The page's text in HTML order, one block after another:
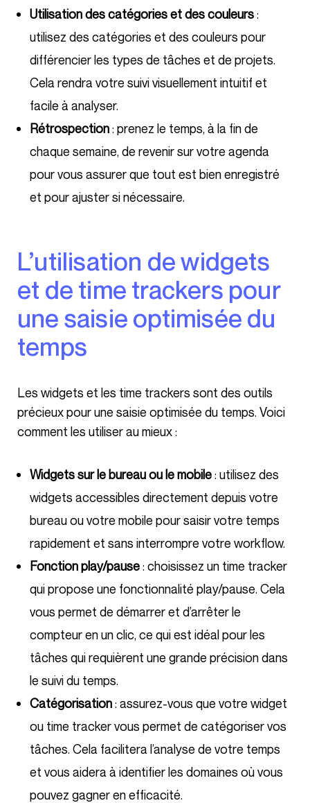
Utilisation des catégories et des couleurs:
utilisez des catégories et des couleurs pour
différencier les types de tâches et de projets.
Cela rendra votre suivi visuellement intuitif et
facile à analyser.
Rétrospection: prenez le temps, à la fin de
chaque semaine, de revenir sur votre agenda
pour vous assurer que tout est bien enregistré
et pour ajuster si nécessaire.
L’utilisation de widgets
et de time trackers pour
une saisie optimisée du
temps
Les widgets et les time trackers sont des outils
précieux pour une saisie optimisée du temps. Voici
comment les utiliser au mieux :
Widgets sur le bureau ou le mobile: utilisez des
widgets accessibles directement depuis votre
bureau ou votre mobile pour saisir votre temps
rapidement et sans interrompre votre workflow.
Fonction play/pause: choisissez un time tracker
qui propose une fonctionnalité play/pause. Cela
vous permet de démarrer et d’arrêter le
compteur en un clic, ce qui est idéal pour les
tâches qui requièrent une grande précision dans
le suivi du temps.
Catégorisation: assurez-vous que votre widget
ou time tracker vous permet de catégoriser vos
tâches. Cela facilitera l’analyse de votre temps
et vous aidera à identifier les domaines où vous
pouvez gagner en efficacité.